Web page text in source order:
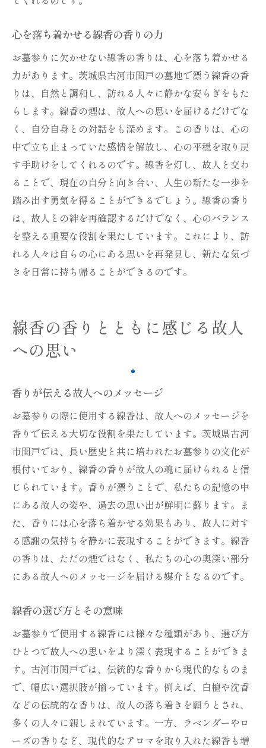
心を落ち着かせる線香の香りの力
お墓参りに欠かせない線香の香りは、心を落ち着かせる
力があります。茨城県古河市関戸の墓地で漂う線香の香
りは、自然と調和し、訪れる人々に静かな安らぎをもた
らします。線香の煙は、故人への思いを届けるだけでな
く、自分自身との対話をも深めます。この香りは、心の
中で立ち止まっていた感情を解放し、心の平穏を取り戻
す手助けをしてくれるのです。線香を灯し、故人と交わ
ることで、現在の自分と向き合い、人生の新たな一歩を
踏み出す勇気を得ることができるでしょう。線香の香り
は、故人との絆を再確認するだけでなく、心のバランス
を整える重要な役割を果たしています。これにより、訪
れる人々は自らの心にある思いを再発見し、新たな気づ
きを日常に持ち帰ることができるのです。
線香の香りとともに感じる故人
への思い
香りが伝える故人へのメッセージ
お墓参りの際に使用する線香は、故人へのメッセージを
香りで伝える大切な役割を果たしています。茨城県古河
市関戸では、長い歴史と共に培われたお墓参りの文化が
根付いており、線香の香りが故人の魂に届けられると信
じられています。香りが漂うことで、私たちの記憶の中
にある故人の姿や、過去の思い出が鮮明に蘇ります。ま
た、香りには心を落ち着かせる効果もあり、故人に対す
る感謝の気持ちを静かに表現することができます。線香
の香りは、ただの煙ではなく、私たちの心の奥深い部分
にある故人へのメッセージを届ける媒介となるのです。
線香の選び方とその意味
お墓参りで使用する線香には様々な種類があり、選び方
ひとつで故人への思いをより深く表現することができま
す。古河市関戸では、伝統的な香りから現代的なものま
で、幅広い選択肢が揃っています。例えば、白檀や沈香
などの伝統的な香りは、故人の落ち着きを願うとされ、
多くの人々に親しまれています。一方、ラベンダーやロ
ーズの香りなど、現代的なアロマを取り入れた線香も増